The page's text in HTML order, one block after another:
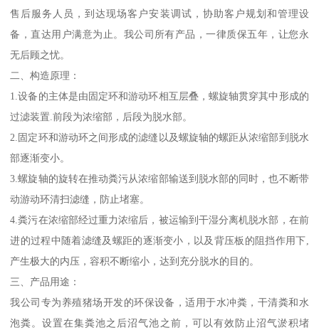
售后服务人员，到达现场客户安装调试，协助客户规划和管理设
备，直达用户满意为止。我公司所有产品，一律质保五年，让您永
无后顾之忧。
二、构造原理：
1.设备的主体是由固定环和游动环相互层叠，螺旋轴贯穿其中形成的
过滤装置.前段为浓缩部，后段为脱水部。
2.固定环和游动环之间形成的滤缝以及螺旋轴的螺距从浓缩部到脱水
部逐渐变小。
3.螺旋轴的旋转在推动粪污从浓缩部输送到脱水部的同时，也不断带
动游动环清扫滤缝，防止堵塞。
4.粪污在浓缩部经过重力浓缩后，被运输到干湿分离机脱水部，在前
进的过程中随着滤缝及螺距的逐渐变小，以及背压板的阻挡作用下,
产生极大的内压，容积不断缩小，达到充分脱水的目的。
三、产品用途：
我公司专为养殖猪场开发的环保设备，适用于水冲粪，干清粪和水
泡粪。设置在集粪池之后沼气池之前，可以有效防止沼气淤积堵